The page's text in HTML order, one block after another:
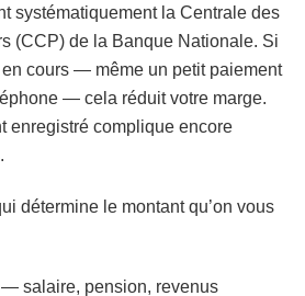
systématiquement la Centrale des
(CCP) de la Banque Nationale. Si
cours — même un petit paiement
— cela réduit votre marge.
enregistré complique encore
détermine le montant qu’on vous
— salaire, pension, revenus